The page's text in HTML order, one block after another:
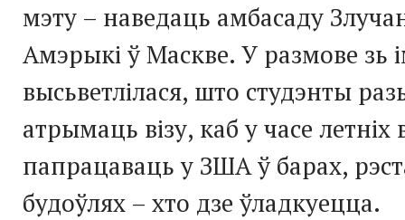
мэту – наведаць амбасаду
Амэрыкі ў Маскве. У размове зь
высьветлілася, што студэнты
атрымаць візу, каб у часе
папрацаваць у ЗША ў барах,
будоўлях – хто дзе ўладкуецца.